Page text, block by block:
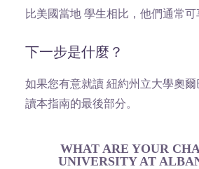
比美國當地 學生相比，他們通常可
下一步是什麼？
如果您有意就讀 紐約州立大學奧
讀本指南的最後部分。
WHAT ARE YOUR
UNIVERSITY AT